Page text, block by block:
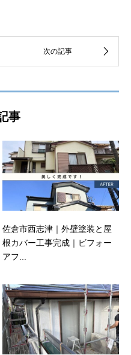
事
佐倉市西志津｜外壁塗装と屋
根カバー工事完成｜ビフォー
アフ...